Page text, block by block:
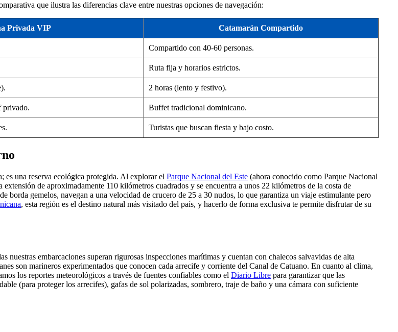
que ilustra las diferencias clave entre nuestras opciones de navegación:
Privada VIP Catamarán Compartido
Compartido con 40-60 personas.
Ruta fija y horarios estrictos.
2 horas (lento y festivo).
privado. Buffet tradicional dominicano.
Turistas que buscan fiesta y bajo costo.
es una reserva ecológica protegida. Al explorar el Parque Nacional del Este (ahora conocido como Parque Nacional
de aproximadamente 110 kilómetros cuadrados y se encuentra a unos 22 kilómetros de la costa de
borda gemelos, navegan a una velocidad de crucero de 25 a 30 nudos, lo que garantiza un viaje estimulante pero
, esta región es el destino natural más visitado del país, y hacerlo de forma exclusiva te permite disfrutar de su
nuestras embarcaciones superan rigurosas inspecciones marítimas y cuentan con chalecos salvavidas de alta
son marineros experimentados que conocen cada arrecife y corriente del Canal de Catuano. En cuanto al clima,
los reportes meteorológicos a través de fuentes confiables como el Diario Libre para garantizar que las
(para proteger los arrecifes), gafas de sol polarizadas, sombrero, traje de baño y una cámara con suficiente